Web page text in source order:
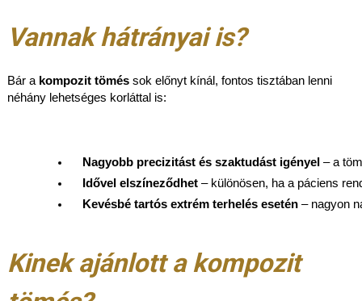
Vannak hátrányai is?
Bár a kompozit töméssok előnyt kínál, fontos tisztában lenni
néhány lehetséges korláttal is:
Nagyobb precizitást és szaktudást igényel – a
Idővel elszíneződhet – különösen, ha a páciens
Kevésbé tartós extrém terhelés esetén – nagyon
Kinek ajánlott a kompozit